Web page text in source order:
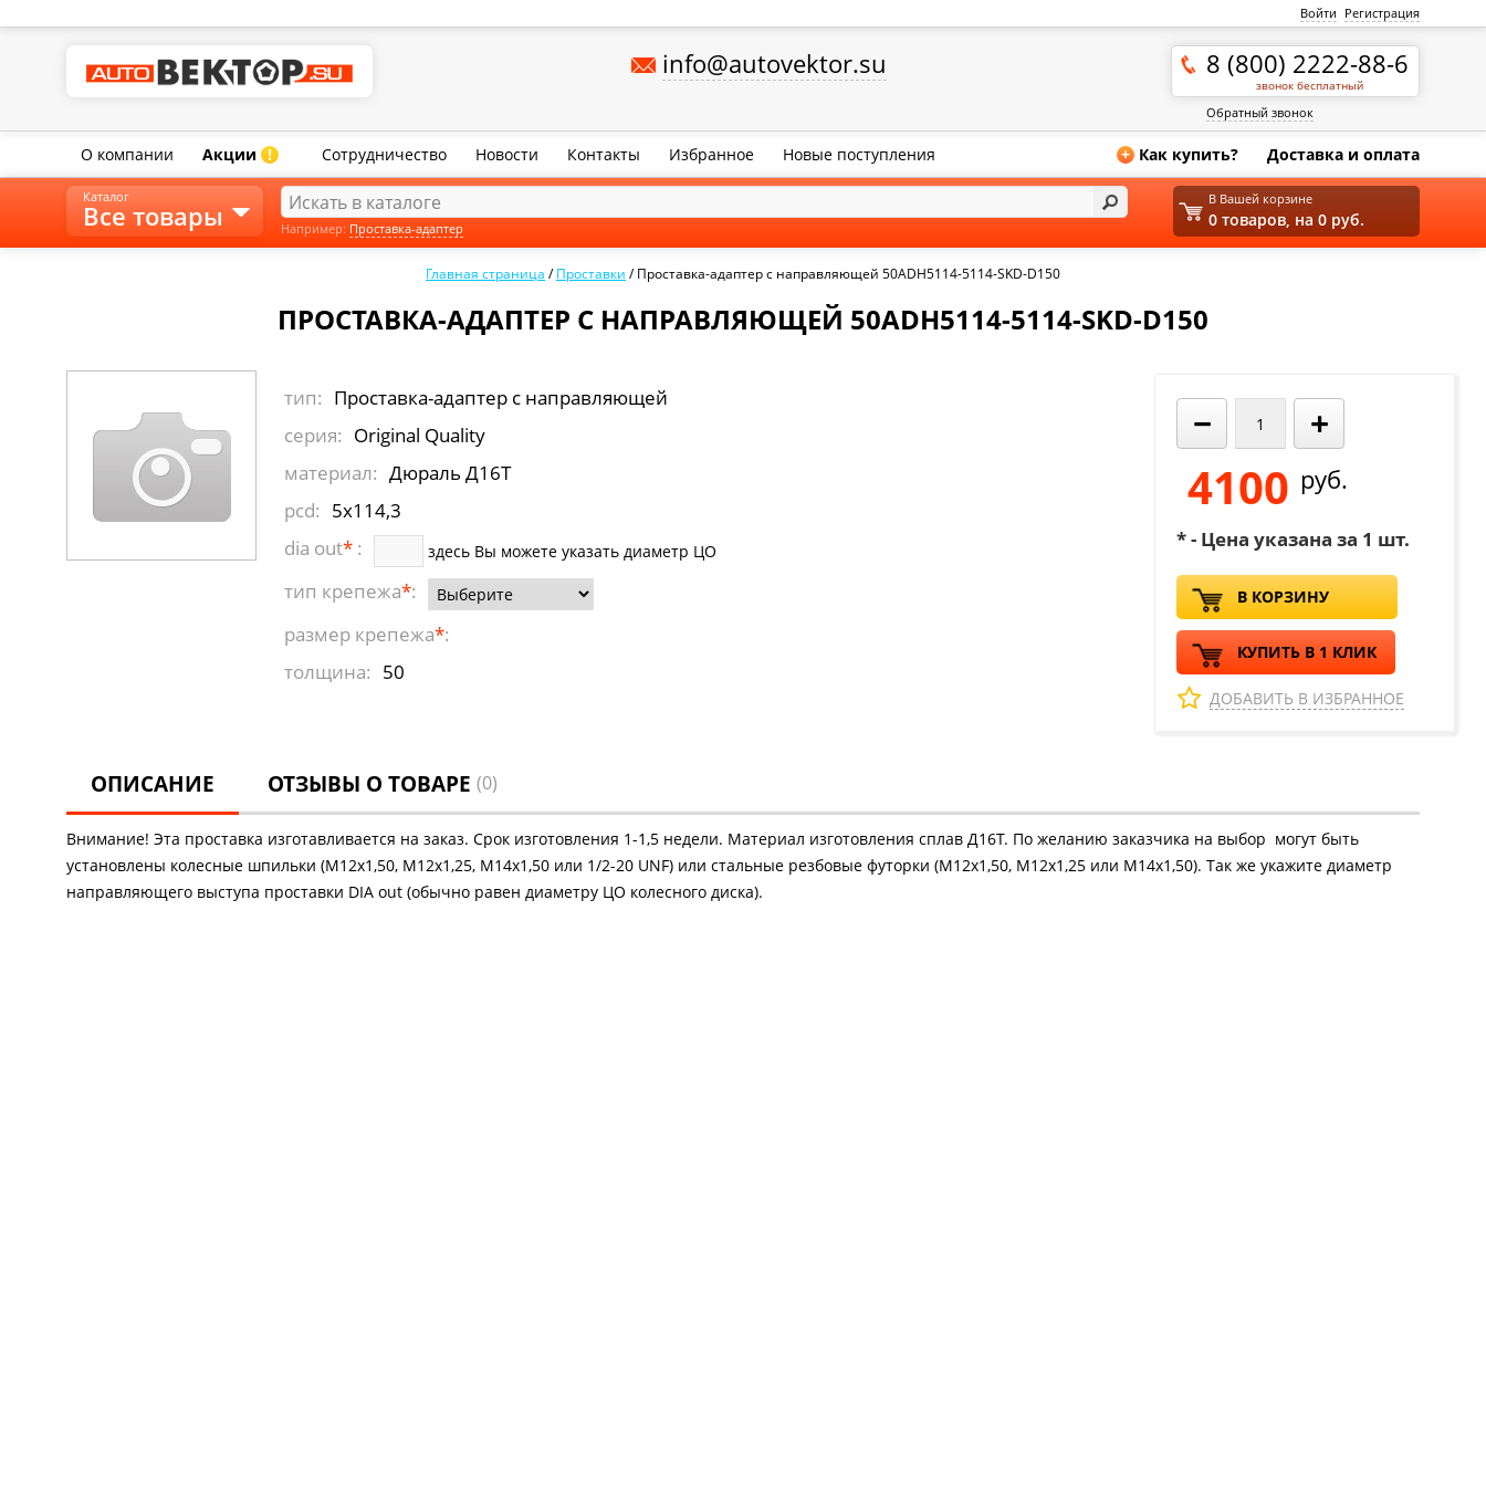
Войти Регистрация
info@autovektor.su 8 (800) 2222-88-6
звонок бесплатный
Обратный звонок
О компании Акции ! Сотрудничество Новости Контакты Избранное Новые поступления + Как купить? Доставка и оплата
Главная страница /Проставки /Проставка-адаптер с направляющей 50ADH5114-5114-SKD-D150
ПРОСТАВКА-АДАПТЕР С НАПРАВЛЯЮЩЕЙ 50ADH5114-5114-SKD-D150
тип: Проставка-адаптер с направляющей
серия: Original Quality
материал: Дюраль Д16Т
pcd: 5x114,3
dia out*: здесь Вы можете указать диаметр ЦО
тип крепежа*:
размер крепежа*:
толщина: 50
− +
4100 руб.
* - Цена указана за 1 шт.
В КОРЗИНУ
КУПИТЬ В 1 КЛИК
ДОБАВИТЬ В ИЗБРАННОЕ
ОПИСАНИЕ ОТЗЫВЫ О ТОВАРЕ (0)
Внимание! Эта проставка изготавливается на заказ. Срок изготовления 1-1,5 недели. Материал изготовления сплав Д16Т. По желанию заказчика на выбор могут быть
установлены колесные шпильки (М12х1,50, М12х1,25, М14х1,50 или 1/2-20 UNF) или стальные резбовые футорки (М12х1,50, М12х1,25 или М14х1,50). Так же укажите диаметр
направляющего выступа проставки DIA out (обычно равен диаметру ЦО колесного диска).
Каталог
Все товары
В Вашей корзине
0 товаров, на 0 руб.
Например: Проставка-адаптер